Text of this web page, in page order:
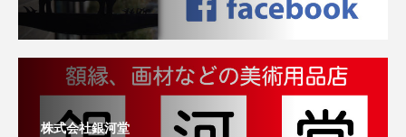
株式会社銀河堂